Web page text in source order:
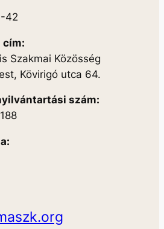
42
cím:
Szakmai Közösség
Kövirigó utca 64.
szám: